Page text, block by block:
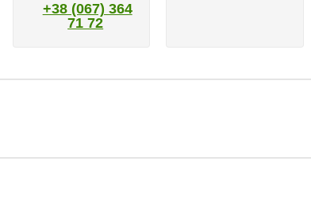
+38 (067) 364
71 72